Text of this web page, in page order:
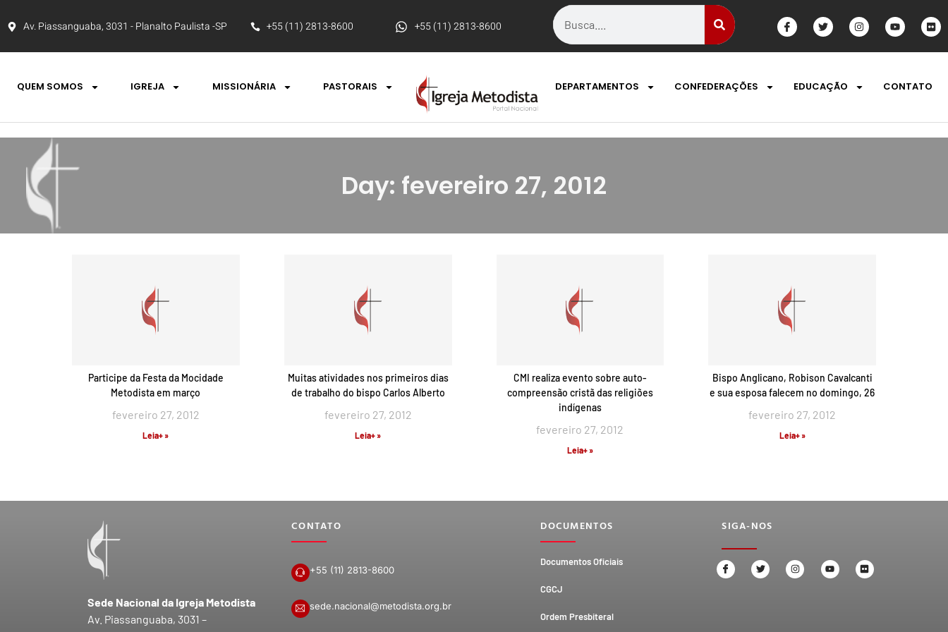
Av. Piassanguaba, 3031 - Planalto Paulista -SP +55 (11) 2813-8600 +55 (11) 2813-8600
QUEM SOMOS IGREJA MISSIONÁRIA PASTORAIS DEPARTAMENTOS CONFEDERAÇÕES EDUCAÇÃO CONTATO
Day: fevereiro 27, 2012
Participe da Festa da Mocidade
Metodista em março
fevereiro 27, 2012
Leia+ »
Muitas atividades nos primeiros dias
de trabalho do bispo Carlos Alberto
fevereiro 27, 2012
Leia+ »
CMI realiza evento sobre auto-
compreensão cristã das religiões
indígenas
fevereiro 27, 2012
Leia+ »
Bispo Anglicano, Robison Cavalcanti
e sua esposa falecem no domingo, 26
fevereiro 27, 2012
Leia+ »
Sede Nacional da Igreja Metodista
Av. Piassanguaba, 3031 –
CONTATO
+55 (11) 2813-8600
sede.nacional@metodista.org.br
DOCUMENTOS
Documentos Oficiais
CGCJ
Ordem Presbiteral
SIGA-NOS